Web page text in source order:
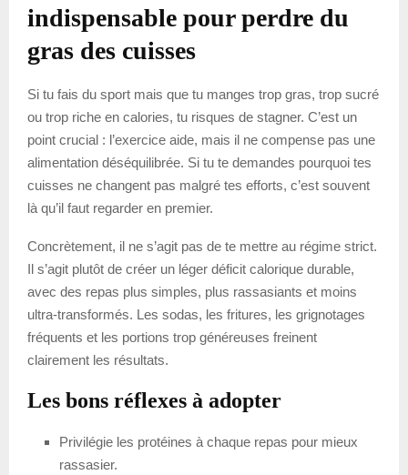
indispensable pour perdre du
gras des cuisses
Si tu fais du sport mais que tu manges trop gras, trop sucré
ou trop riche en calories, tu risques de stagner. C’est un
point crucial : l’exercice aide, mais il ne compense pas une
alimentation déséquilibrée. Si tu te demandes pourquoi tes
cuisses ne changent pas malgré tes efforts, c’est souvent
là qu’il faut regarder en premier.
Concrètement, il ne s’agit pas de te mettre au régime strict.
Il s’agit plutôt de créer un léger déficit calorique durable,
avec des repas plus simples, plus rassasiants et moins
ultra-transformés. Les sodas, les fritures, les grignotages
fréquents et les portions trop généreuses freinent
clairement les résultats.
Les bons réflexes à adopter
Privilégie les protéines à chaque repas pour mieux
rassasier.